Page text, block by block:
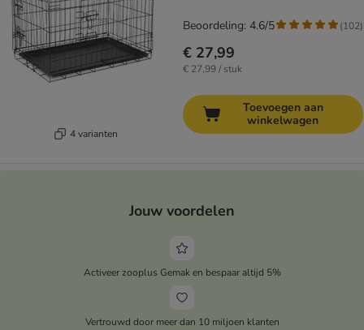
4 varianten
€ 27,99
€ 27,99 / stuk
Beoordeling: 4.6/5 (102)
Toevoegen aan
winkelwagen
Jouw voordelen
Activeer zooplus Gemak en bespaar altijd 5%
Vertrouwd door meer dan 10 miljoen klanten